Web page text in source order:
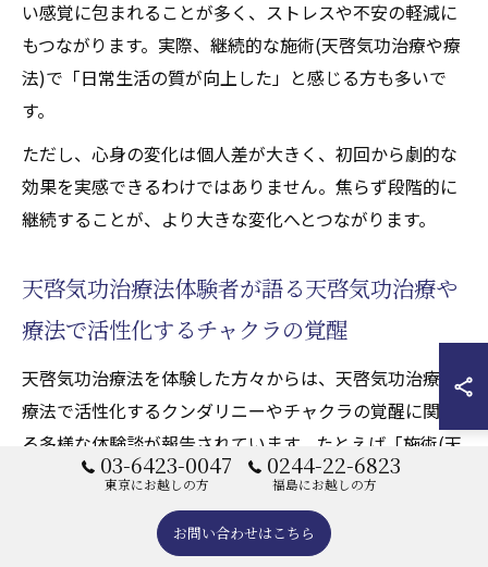
い感覚に包まれることが多く、ストレスや不安の軽減に
もつながります。実際、継続的な施術(天啓気功治療や療
法)で「日常生活の質が向上した」と感じる方も多いで
す。
ただし、心身の変化は個人差が大きく、初回から劇的な
効果を実感できるわけではありません。焦らず段階的に
継続することが、より大きな変化へとつながります。
天啓気功治療法体験者が語る天啓気功治療や
療法で活性化するチャクラの覚醒
天啓気功治療法を体験した方々からは、天啓気功治療や
療法で活性化するクンダリニーやチャクラの覚醒に関す
る多様な体験談が報告されています。たとえば「施術(天
啓気功治療や療法)中、背骨を伝って温かいエネルギーが
上昇する感覚があった」「天啓気功治療や療法で活性化
する心臓チャクラ周辺が開放され、心が軽くなった」と
03-6423-0047
東京にお越しの方
0244-22-6823
福島にお越しの方
お問い合わせはこちら